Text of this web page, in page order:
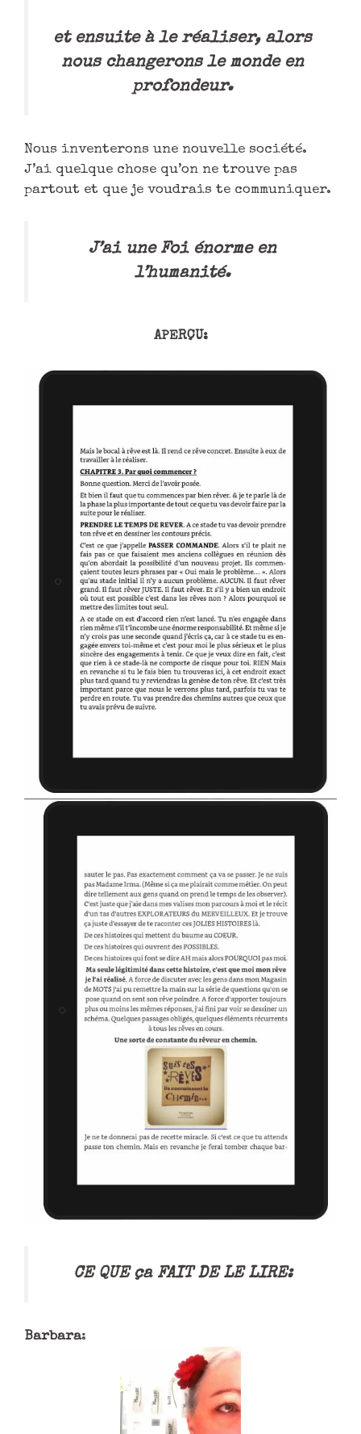
et ensuite à le réaliser, alors
nous changerons le monde en
profondeur.
Nous inventerons une nouvelle société.
J’ai quelque chose qu’on ne trouve pas
partout et que je voudrais te communiquer.
J’ai une Foi énorme en
l’humanité.
APERÇU:
CE QUE ça FAIT DE LE LIRE:
Barbara: